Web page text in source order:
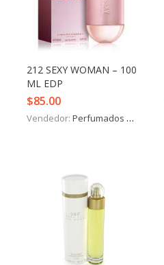
Iniciar
212 SEXY WOMAN – 100
ML EDP
$85.00
Vendedor: Perfumados y más